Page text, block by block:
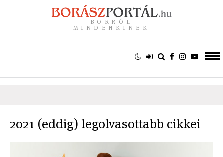
BORRÓL
MINDENKINEK
2021 (eddig) legolvasottabb cikkei